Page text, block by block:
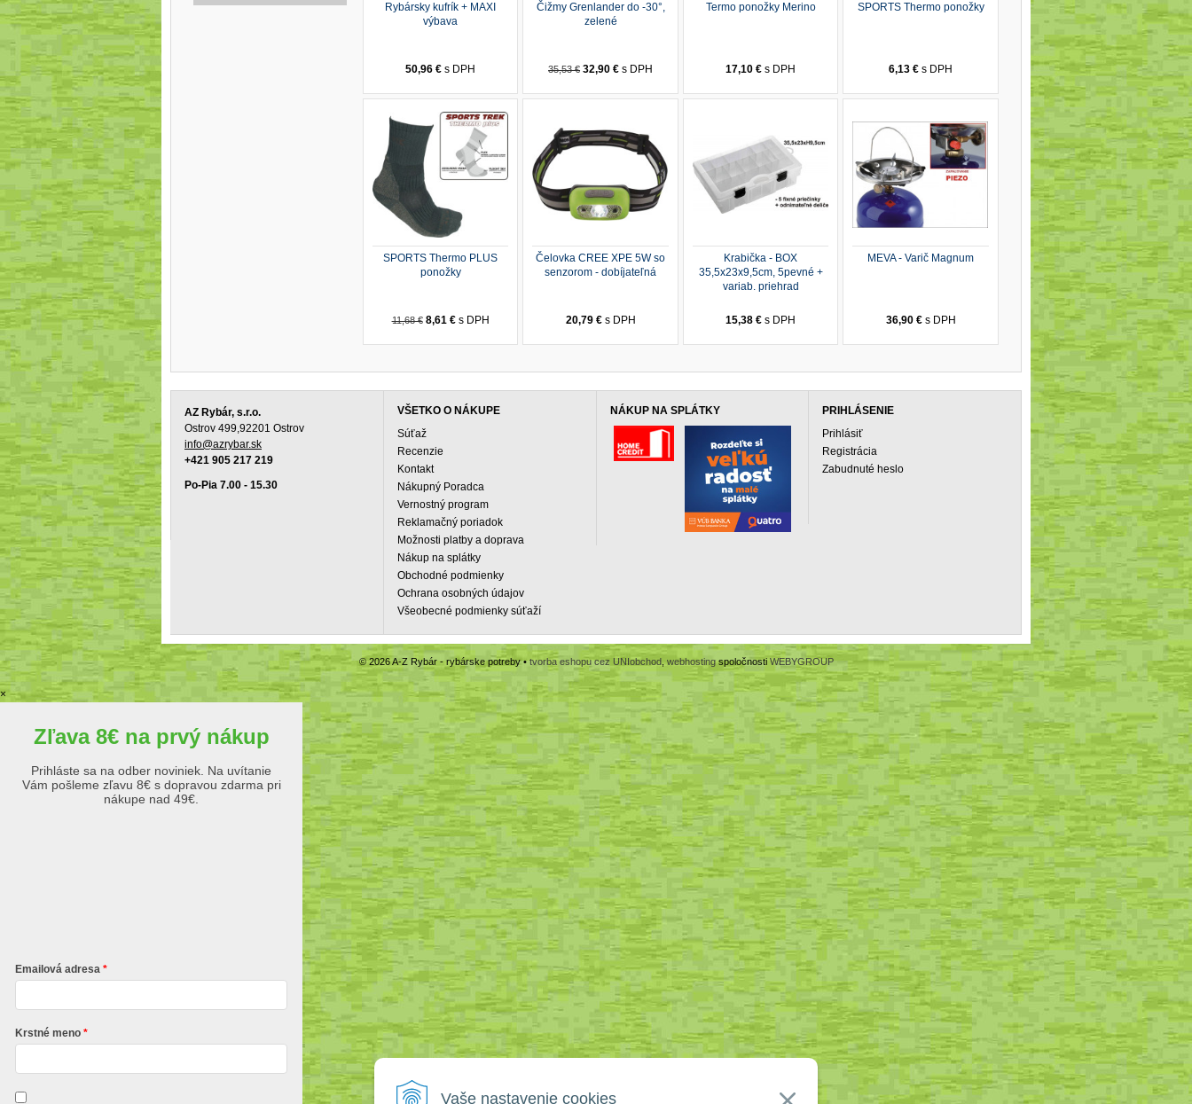
Vaše nastavenie cookies
Rybársky kufrík + MAXI
výbava
50,96 € s DPH
Čižmy Grenlander do -30°,
zelené
35,53 € 32,90 € s DPH
Termo ponožky Merino
17,10 € s DPH
SPORTS Thermo ponožky
6,13 € s DPH
SPORTS Thermo PLUS
ponožky
11,68 € 8,61 € s DPH
Čelovka CREE XPE 5W so
senzorom - dobíjateľná
20,79 € s DPH
Krabička - BOX
35,5x23x9,5cm, 5pevné +
variab. priehrad
15,38 € s DPH
MEVA - Varič Magnum
36,90 € s DPH
AZ Rybár, s.r.o.
Ostrov 499,92201 Ostrov
info@azrybar.sk
+421 905 217 219
Po-Pia 7.00 - 15.30
VŠETKO O NÁKUPE
Súťaž
Recenzie
Kontakt
Nákupný Poradca
Vernostný program
Reklamačný poriadok
Možnosti platby a doprava
Nákup na splátky
Obchodné podmienky
Ochrana osobných údajov
Všeobecné podmienky súťaží
NÁKUP NA SPLÁTKY
PRIHLÁSENIE
Prihlásiť
Registrácia
Zabudnuté heslo
© 2026 A-Z Rybár - rybárske potreby •tvorba eshopu cez UNIobchod, webhostingspoločnosti WEBYGROUP
×
Zľava 8€ na prvý nákup
Prihláste sa na odber noviniek. Na uvítanie
Vám pošleme zľavu 8€ s dopravou zdarma pri
nákupe nad 49€.
Emailová adresa
Krstné meno